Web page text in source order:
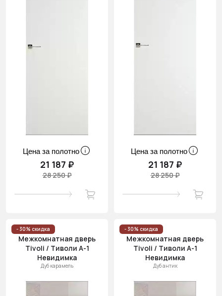
Цена за полотно
21 187 ₽
28 250 ₽
Цена за полотно
21 187 ₽
28 250 ₽
- 30% скидка
Межкомнатная дверь
Tivoli / Тиволи А-1
Невидимка
Дуб карамель
- 30% скидка
Межкомнатная дверь
Tivoli / Тиволи А-1
Невидимка
Дуб антик